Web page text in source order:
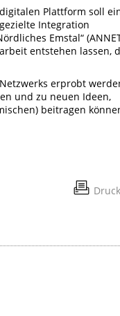
Plattform soll
Integration
Emstal“
entstehen lassen,
erprobt
und zu neuen Ideen,
beitragen